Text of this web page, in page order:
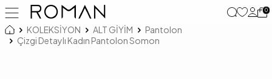
0
KOLEKSİYON ALT GİYİM
Pantolon
Çizgi Detaylı Kadın Pantolon Somon